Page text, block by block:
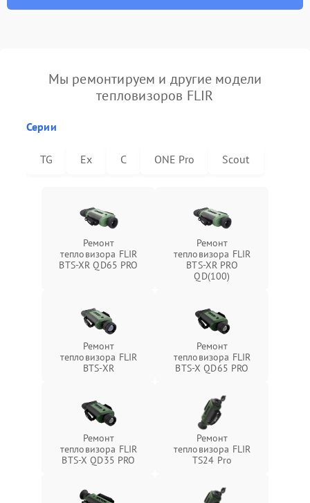
Мы ремонтируем и другие модели
тепловизоров FLIR
Серии
TG Ex C ONE Pro Scout
Ремонт
тепловизора FLIR
BTS-XR QD65 PRO
Ремонт
тепловизора FLIR
BTS-XR PRO
QD(100)
Ремонт
тепловизора FLIR
BTS-XR
Ремонт
тепловизора FLIR
BTS-X QD65 PRO
Ремонт
тепловизора FLIR
BTS-X QD35 PRO
Ремонт
тепловизора FLIR
TS24 Pro